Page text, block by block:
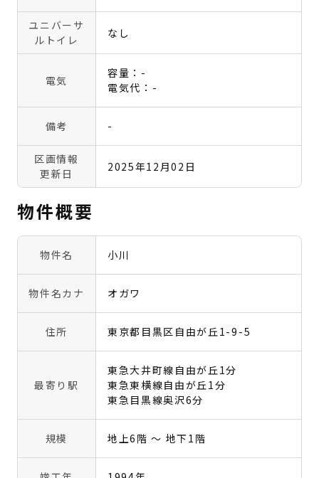
ユニバーサ
ルトイレ
なし
電気
容量：-
電気代：-
備考 -
区画情報
更新日
2025年12月02日
物件概要
物件名 小川
物件名カナ オガワ
住所 東京都目黒区自由が丘1-9-5
最寄り駅
東急大井町線自由が丘1分
東急東横線自由が丘1分
東急目黒線奥沢6分
規模 地上6階 〜 地下1階